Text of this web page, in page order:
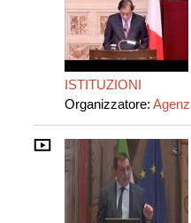
ISTITUZIONI
Organizzatore: